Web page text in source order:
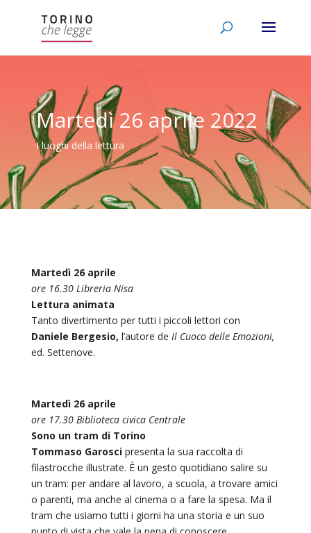
Martedì 26 aprile 2022
I luoghi della lettura
Martedì 26 aprile
ore 16.30 Libreria Nisa
Lettura animata
Tanto divertimento per tutti i piccoli lettori con
Daniele Bergesio, l’autore de Il Cuoco delle Emozioni,
ed. Settenove.
Martedì 26 aprile
ore 17.30 Biblioteca civica Centrale
Sono un tram di Torino
Tommaso Garoscipresenta la sua raccolta di
filastrocche illustrate. È un gesto quotidiano salire su
un tram: per andare al lavoro, a scuola, a trovare amici
o parenti, ma anche al cinema o a fare la spesa. Ma il
tram che usiamo tutti i giorni ha una storia e un suo